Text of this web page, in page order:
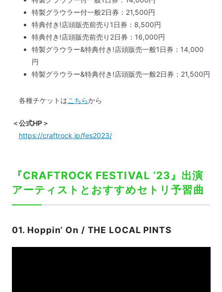
特製グラウラー付一般2日券：21,500円
特典付き!店頭販売前売り1日券：8,500円
特典付き!店頭販売前売り2日券：16,000円
特製グラウラー&特典付き!店頭販売一般1日券：14,000
円
特製グラウラー&特典付き!店頭販売一般2日券：21,500円
各種チケットはこちらから
＜公式HP＞
https://craftrock.jp/fes2023/
『CRAFTROCK FESTIVAL ’23』出演
アーティストとおすすめセトリ予習曲
01. Hoppin’ On / THE LOCAL PINTS